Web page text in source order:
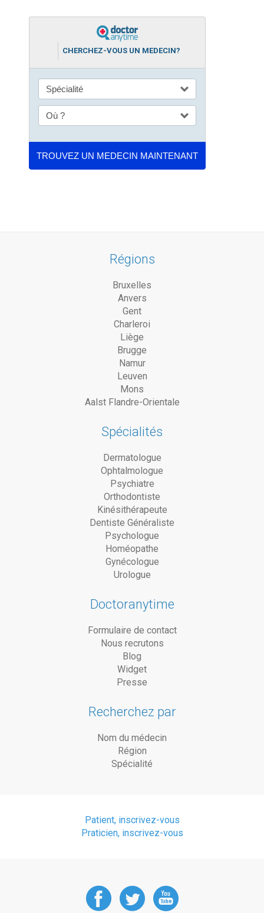
CHERCHEZ-VOUS UN MEDECIN?
Régions
Bruxelles
Anvers
Gent
Charleroi
Liège
Brugge
Namur
Leuven
Mons
Aalst Flandre-Orientale
Spécialités
Dermatologue
Ophtalmologue
Psychiatre
Orthodontiste
Kinésithérapeute
Dentiste Généraliste
Psychologue
Homéopathe
Gynécologue
Urologue
Doctoranytime
Formulaire de contact
Nous recrutons
Blog
Widget
Presse
Recherchez par
Nom du médecin
Région
Spécialité
Patient, inscrivez-vous
Praticien, inscrivez-vous
DoctorAnyTime